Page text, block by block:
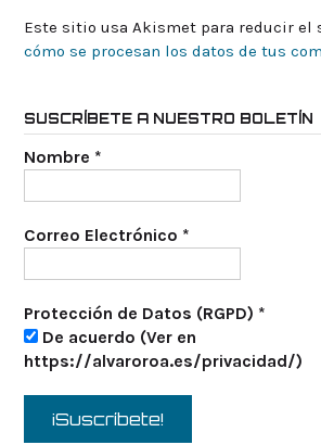
Este sitio usa Akismet para reducir el
cómo se procesan los datos de tus
SUSCRÍBETE A NUESTRO BOLETÍN
Nombre *
Correo Electrónico *
Protección de Datos (RGPD) *
De acuerdo (Ver en
https://alvaroroa.es/privacidad/)